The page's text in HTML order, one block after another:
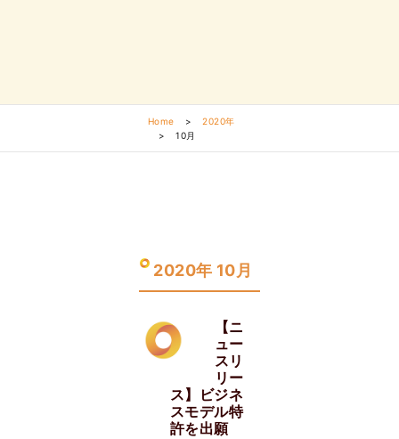
Home >
2020年
>
10月
2020年 10月
【ニ
ュー
スリ
リー
ス】ビジネ
スモデル特
許を出願